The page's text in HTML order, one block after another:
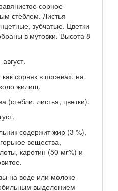
сорное
стеблем. Листья
зубчатые. Цветки
в мутовки. Высота 8
сорняк в посевах, на
жилищ.
(стебли, листья, цветки).
содержит жир (3 %),
вещества,
каротин (50 мг%) и
на воде или молоке
выделением